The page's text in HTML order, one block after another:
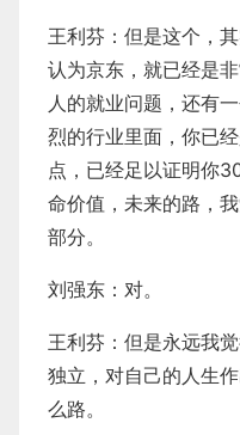
王利芬：但是这个，
认为京东，就已经是
人的就业问题，还有
烈的行业里面，你已
点，已经足以证明你
命价值，未来的路，
部分。
刘强东：对。
王利芬：但是永远我
独立，对自己的人生
么路。